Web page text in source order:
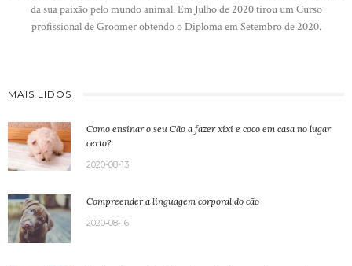
da sua paixão pelo mundo animal. Em Julho de 2020 tirou um Curso
profissional de Groomer obtendo o Diploma em Setembro de 2020.
MAIS LIDOS
Como ensinar o seu Cão a fazer xixi e coco em casa no lugar
certo?
2020-08-13
Compreender a linguagem corporal do cão
2020-08-16